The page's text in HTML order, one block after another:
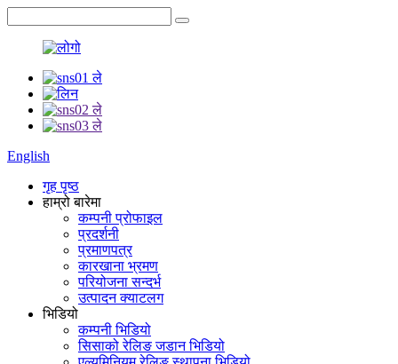
English
गृह पृष्ठ
हाम्रो बारेमा
कम्पनी प्रोफाइल
प्रदर्शनी
प्रमाणपत्र
कारखाना भ्रमण
परियोजना सन्दर्भ
उत्पादन क्याटलग
भिडियो
कम्पनी भिडियो
सिसाको रेलिङ जडान भिडियो